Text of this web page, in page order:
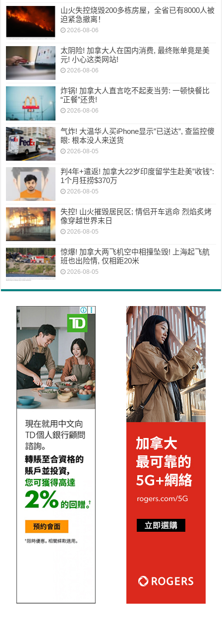
山火失控烧毁200多栋房屋，全省已有8000人被
迫紧急撤离！
2026-08-06
太阴险! 加拿大人在国内消费, 最终账单竟是美
元! 小心这类网站!
2026-08-06
炸锅! 加拿大人直言吃不起麦当劳: 一顿快餐比
“正餐”还贵!
2026-08-06
气炸! 大温华人买iPhone显示”已送达”, 查监控傻
眼: 根本没人来送货
2026-08-05
判4年+遣返! 加拿大22岁印度留学生赴美”收钱”:
1个月狂捞$370万
2026-08-05
失控! 山火摧毁居民区; 情侣开车逃命 烈焰炙烤
像穿越世界末日
2026-08-05
惊爆! 加拿大两飞机空中相撞坠毁! 上海起飞航
班也出险情, 仅相距20米
2026-08-05